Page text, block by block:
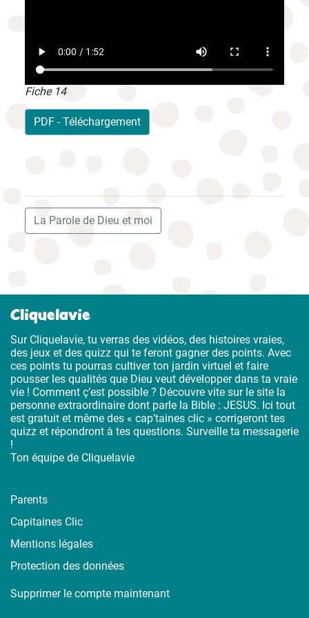
Fiche 14
PDF - Téléchargement
La Parole de Dieu et moi
Cliquelavie
Sur Cliquelavie, tu verras des vidéos, des histoires vraies,
des jeux et des quizz qui te feront gagner des points. Avec
ces points tu pourras cultiver ton jardin virtuel et faire
pousser les qualités que Dieu veut développer dans ta vraie
vie ! Comment ç’est possible ? Découvre vite sur le site la
personne extraordinaire dont parle la Bible : JESUS. Ici tout
est gratuit et même des « cap’taines clic » corrigeront tes
quizz et répondront à tes questions. Surveille ta messagerie
!
Ton équipe de Cliquelavie
Parents
Capitaines Clic
Mentions légales
Protection des données
Supprimer le compte maintenant